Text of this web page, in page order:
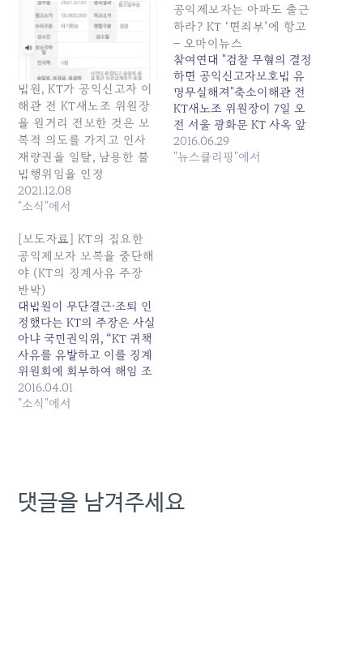
법원, KT가 공익신고자 이
해관 전 KT새노조 위원장
을 원거리 전보한 것은 보
복적 의도를 가지고 인사
재량권을 일탈, 남용한 불
법행위임을 인정
2021.12.08
"소식"에서
공익제보자는 아파도 출근
하라? KT ‘면죄부’에 항고
– 오마이뉴스
참여연대 "검찰 무혐의 결정
하면 공익신고자보호법 유
명무실해져"축소이해관 전
KT새노조 위원장이 7일 오
전 서울 광화문 KT 사옥 앞
에서 '보복 징계'에 항의하
는 1인 시위를 진행하고 있
2016.06.29
"뉴스클리핑"에서
[보도자료] KT의 집요한
공익제보자 보복을 중단해
야 (KT의 징계사유 주장
반박)
대법원이 무단결근·조퇴 인
정했다는 KT의 주장은 사실
아냐 국민권익위, “KT 귀책
사유를 유발하고 이를 징계
위원회에 회부하여 해임 조
치를 밟은 것” KT는 제주 7
대자연경관 가짜 국제전화
당했다가 최근 대법원 판결
로 복직한 이해관 KT새노조
2016.04.01
"소식"에서
댓글을 남겨주세요